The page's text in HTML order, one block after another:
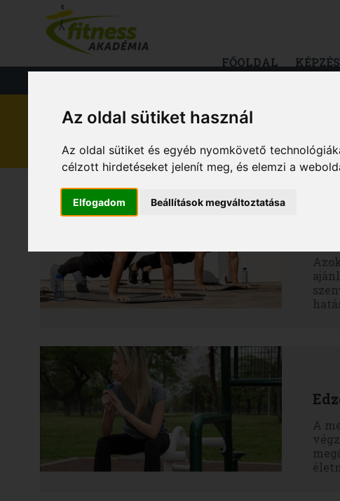
Az oldal sütiket használ
Az oldal sütiket és egyéb nyomkövető
célzott hirdetéseket jelenít meg, és elemzi a
Elfogadom Beállítások megváltoztatása
FŐOLDAL
A